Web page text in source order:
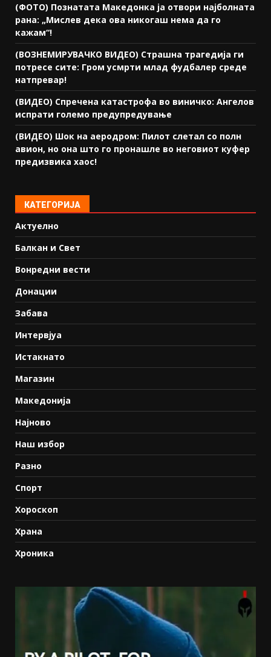
(ФОТО) Познатата Македонка ја отвори најболната
рана: „Мислев дека ова никогаш нема да го
кажам“!
(ВОЗНЕМИРУВАЧКО ВИДЕО) Страшна трагедија ги
потресе сите: Гром усмрти млад фудбалер среде
натпревар!
(ВИДЕО) Спречена катастрофа во виничко: Ангелов
испрати големо предупредување
(ВИДЕО) Шок на аеродром: Пилот слетал со полн
авион, но она што го пронашле во неговиот куфер
предизвика хаос!
КАТЕГОРИЈА
Актуелно
Балкан и Свет
Вонредни вести
Донации
Забава
Интервјуа
Истакнато
Магазин
Македонија
Најново
Наш избор
Разно
Спорт
Хороскоп
Храна
Хроника